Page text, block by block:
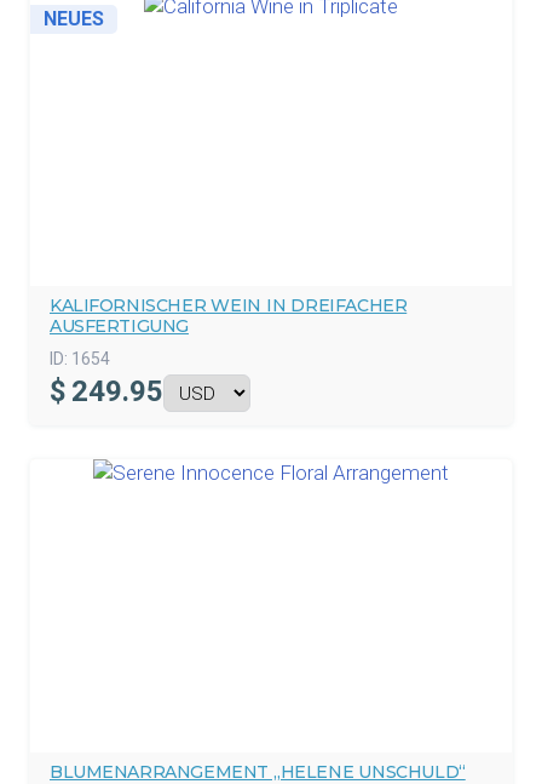
NEUES
KALIFORNISCHER WEIN IN DREIFACHER
AUSFERTIGUNG
ID: 1654
$ 249.95
BLUMENARRANGEMENT „HELENE UNSCHULD“